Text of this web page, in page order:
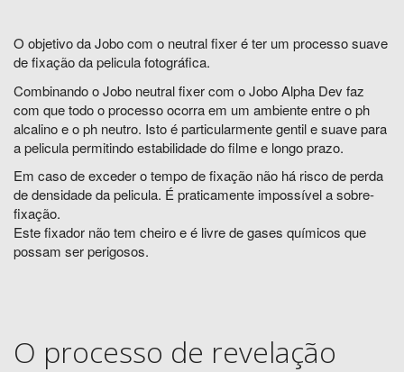
O objetivo da Jobo com o neutral fixer é ter um processo suave
de fixação da pelicula fotográfica.
Combinando o Jobo neutral fixer com o Jobo Alpha Dev faz
com que todo o processo ocorra em um ambiente entre o ph
alcalino e o ph neutro. Isto é particularmente gentil e suave para
a pelicula permitindo estabilidade do filme e longo prazo.
Em caso de exceder o tempo de fixação não há risco de perda
de densidade da pelicula. É praticamente impossível a sobre-
fixação.
Este fixador não tem cheiro e é livre de gases químicos que
possam ser perigosos.
O processo de revelação